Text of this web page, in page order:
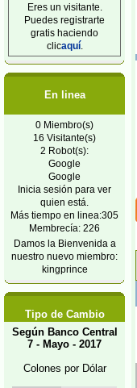
Eres un visitante.
Puedes registrarte
gratis haciendo
clicaquí.
En linea
0 Miembro(s)
16 Visitante(s)
2 Robot(s):
Google
Google
Inicia sesión para ver
quien está.
Más tiempo en linea:305
Membrecía: 226
Damos la Bienvenida a
nuestro nuevo miembro:
kingprince
Tipo de Cambio
Según Banco Central
7 - Mayo - 2017
Colones por Dólar